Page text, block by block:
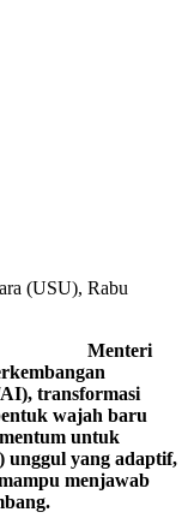
(USU), Rabu
Menteri
transformasi
wajah baru
untuk
unggul yang adaptif,
menjawab